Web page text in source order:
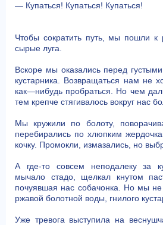
— Купаться! Купаться! Купаться!
Чтобы сократить путь, мы пошли к
сырые луга.
Вскоре мы оказались перед
кустарника. Возвращаться нам не
как—нибудь пробраться. Но чем
тем крепче стягивалось вокруг нас
Мы кружили по болоту,
перебирались по хлюпким
кочку. Промокли, измазались, но
А где-то совсем неподалеку за
мычало стадо, щелкал кнутом
почуявшая нас собачонка. Но мы
ржавой болотной воды, гнилого
Уже тревога выступила на